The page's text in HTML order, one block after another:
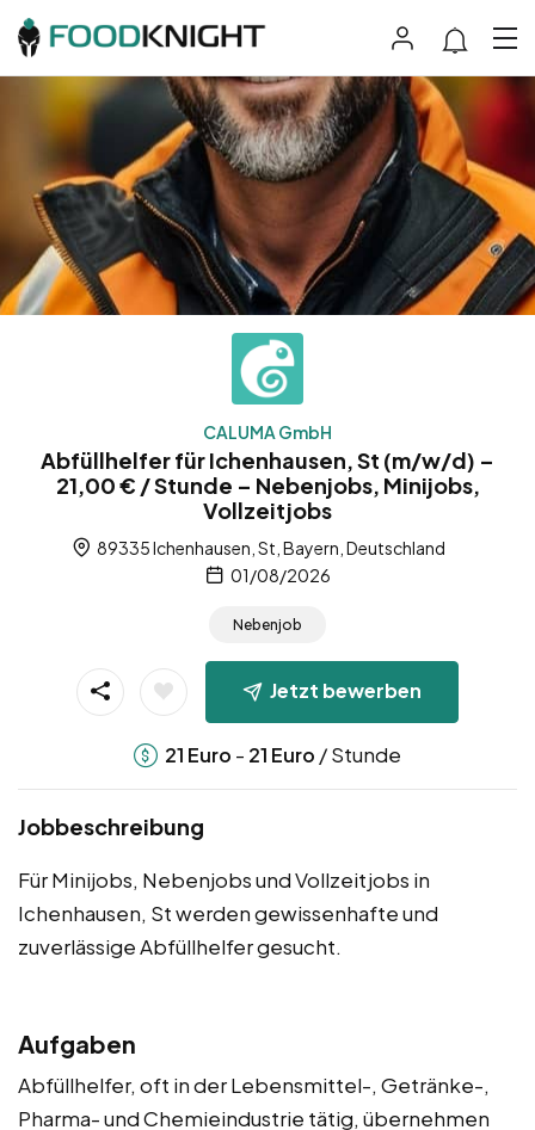
CALUMA GmbH
Abfüllhelfer für Ichenhausen, St (m/w/d) –
21,00 € / Stunde – Nebenjobs, Minijobs,
Vollzeitjobs
89335 Ichenhausen, St, Bayern, Deutschland
01/08/2026
Nebenjob
Jetzt bewerben
21 Euro - 21 Euro / Stunde
Jobbeschreibung
Für Minijobs, Nebenjobs und Vollzeitjobs in
Ichenhausen, St werden gewissenhafte und
zuverlässige Abfüllhelfer gesucht.
Aufgaben
Abfüllhelfer, oft in der Lebensmittel-, Getränke-,
Pharma- und Chemieindustrie tätig, übernehmen